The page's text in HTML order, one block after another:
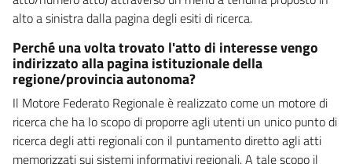
alto a sinistra dalla pagina degli esiti di ricerca.
Perché una volta trovato l'atto di interesse vengo
indirizzato alla pagina istituzionale della
regione/provincia autonoma?
Il Motore Federato Regionale è realizzato come un motore di
ricerca che ha lo scopo di proporre agli utenti un unico punto di
ricerca degli atti regionali con il puntamento diretto agli atti
memorizzati sui sistemi informativi regionali. A tale scopo il